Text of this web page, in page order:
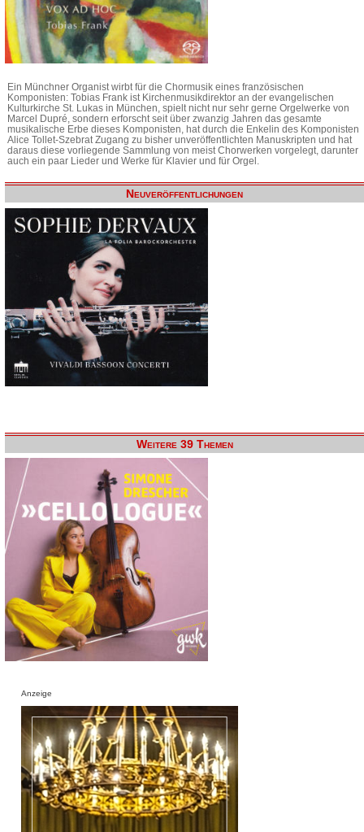
Ein Münchner Organist wirbt für die Chormusik eines französischen
Komponisten: Tobias Frank ist Kirchenmusikdirektor an der evangelischen
Kulturkirche St. Lukas in München, spielt nicht nur sehr gerne Orgelwerke von
Marcel Dupré, sondern erforscht seit über zwanzig Jahren das gesamte
musikalische Erbe dieses Komponisten, hat durch die Enkelin des Komponisten
Alice Tollet-Szebrat Zugang zu bisher unveröffentlichten Manuskripten und hat
daraus diese vorliegende Sammlung von meist Chorwerken vorgelegt, darunter
auch ein paar Lieder und Werke für Klavier und für Orgel.
Neuveröffentlichungen
Weitere 39 Themen
Anzeige